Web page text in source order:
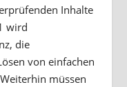
Inhalte
wird
die
von einfachen
müssen